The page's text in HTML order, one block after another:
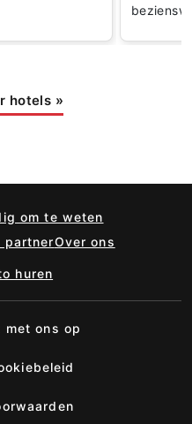
hotels »
om te weten
partnerOver ons
huren
met ons op